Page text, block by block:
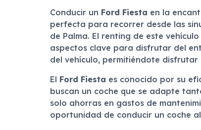
Conducir un Ford Fiesta en la
perfecta para recorrer desde las
de Palma. El renting de este
aspectos clave para disfrutar del
del vehículo, permitiéndote
El Ford Fiesta es conocido por su
buscan un coche que se adapte
solo ahorras en gastos de
oportunidad de conducir un coche